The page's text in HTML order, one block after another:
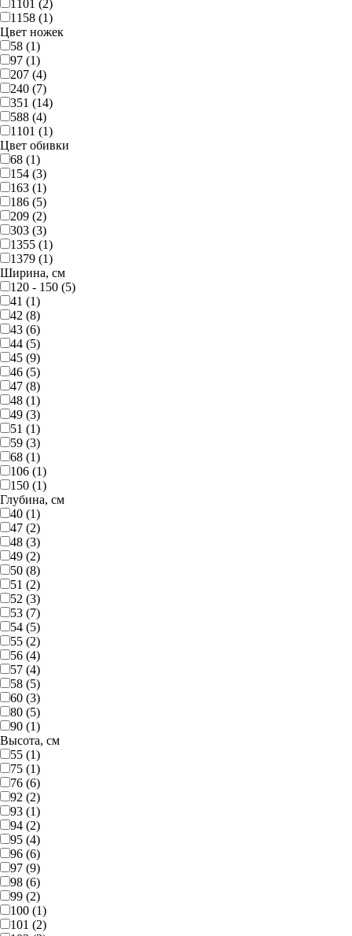
1101 (2)
1158 (1)
Цвет ножек
58 (1)
97 (1)
207 (4)
240 (7)
351 (14)
588 (4)
1101 (1)
Цвет обивки
68 (1)
154 (3)
163 (1)
186 (5)
209 (2)
303 (3)
1355 (1)
1379 (1)
Ширина, см
120 - 150 (5)
41 (1)
42 (8)
43 (6)
44 (5)
45 (9)
46 (5)
47 (8)
48 (1)
49 (3)
51 (1)
59 (3)
68 (1)
106 (1)
150 (1)
Глубина, см
40 (1)
47 (2)
48 (3)
49 (2)
50 (8)
51 (2)
52 (3)
53 (7)
54 (5)
55 (2)
56 (4)
57 (4)
58 (5)
60 (3)
80 (5)
90 (1)
Высота, см
55 (1)
75 (1)
76 (6)
92 (2)
93 (1)
94 (2)
95 (4)
96 (6)
97 (9)
98 (6)
99 (2)
100 (1)
101 (2)